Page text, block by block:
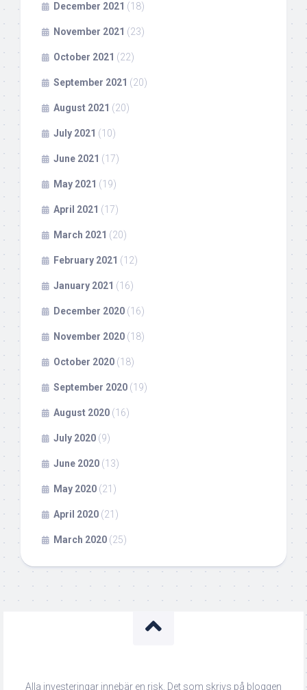
December 2021 (18)
November 2021 (23)
October 2021 (22)
September 2021 (20)
August 2021 (20)
July 2021 (10)
June 2021 (17)
May 2021 (19)
April 2021 (17)
March 2021 (20)
February 2021 (12)
January 2021 (16)
December 2020 (16)
November 2020 (18)
October 2020 (18)
September 2020 (19)
August 2020 (16)
July 2020 (9)
June 2020 (13)
May 2020 (21)
April 2020 (21)
March 2020 (25)
Alla investeringar innebär en risk. Det som skrivs på bloggen